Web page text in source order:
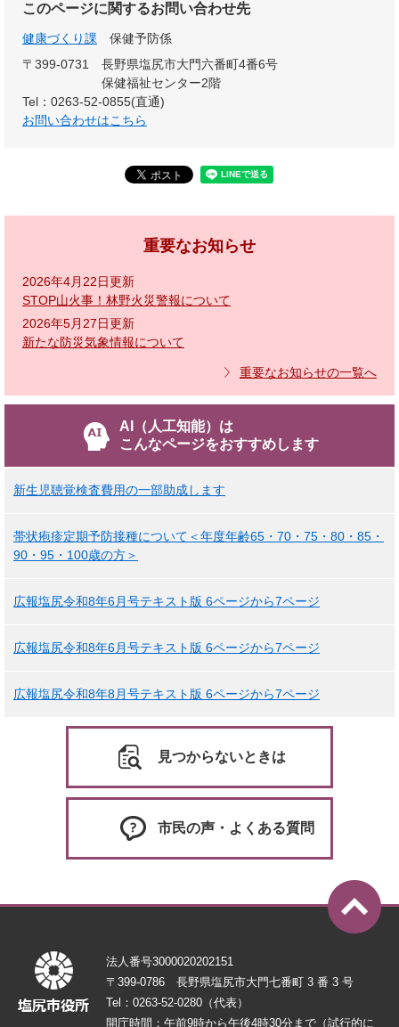
このページに関するお問い合わせ先
健康づくり課
保健予防係
〒399-0731
長野県塩尻市大門六番町4番6号
保健福祉センター2階
Tel：0263-52-0855(直通)
お問い合わせはこちら
重要なお知らせ
2026年4月22日更新
STOP山火事！林野火災警報について
2026年5月27日更新
新たな防災気象情報について
重要なお知らせの一覧へ
AI（人工知能）は
こんなページをおすすめします
新生児聴覚検査費用の一部助成します
帯状疱疹定期予防接種について＜年度年齢65・70・75・80・85・
90・95・100歳の方＞
広報塩尻令和8年6月号テキスト版 6ページから7ページ
広報塩尻令和8年6月号テキスト版 6ページから7ページ
広報塩尻令和8年8月号テキスト版 6ページから7ページ
見つからないときは
市民の声・よくある質問
法人番号3000020202151
〒399-0786 長野県塩尻市大門七番町 3 番 3 号
Tel：0263-52-0280（代表）
開庁時間：午前9時から午後4時30分まで（試行的に